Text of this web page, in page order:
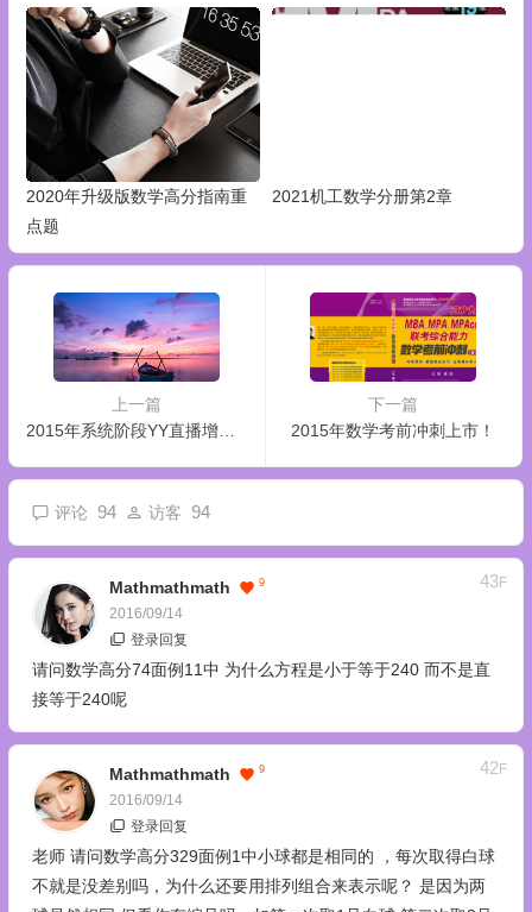
2020年升级版数学高分指南重
点题
2021机工数学分册第2章
上一篇
2015年系统阶段YY直播增值课表
下一篇
2015年数学考前冲刺上市！
评论 94 访客 94
Mathmathmath 9
2016/09/14
43F
登录回复
请问数学高分74面例11中 为什么方程是小于等于240 而不是直
接等于240呢
Mathmathmath 9
2016/09/14
42F
登录回复
老师 请问数学高分329面例1中小球都是相同的 ，每次取得白球
不就是没差别吗，为什么还要用排列组合来表示呢？ 是因为两